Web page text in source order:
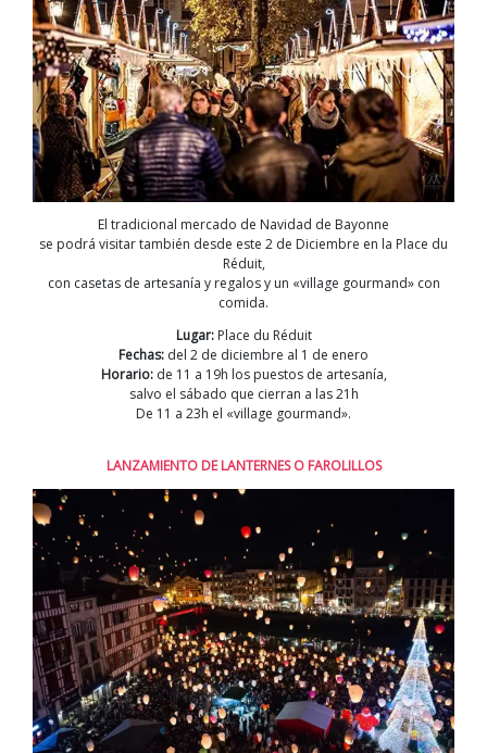
El tradicional mercado de Navidad de Bayonne
se podrá visitar también desde este 2 de Diciembre en la Place du
Réduit,
con casetas de artesanía y regalos y un «village gourmand» con
comida.
Lugar:Place du Réduit
Fechas: del 2 de diciembre al 1 de enero
Horario:de 11 a 19h los puestos de artesanía,
salvo el sábado que cierran a las 21h
De 11 a 23h el «village gourmand».
LANZAMIENTO DE LANTERNES O FAROLILLOS